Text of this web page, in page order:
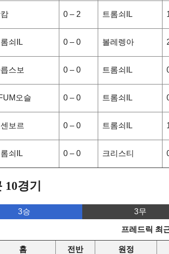
0 – 2 트롬쇠IL
롬쇠IL 0 – 0 볼레렝아
스보 0 – 0 트롬쇠IL
오슬 0 – 0 트롬쇠IL
보르 0 – 0 트롬쇠IL
롬쇠IL 0 – 0 크리스티
경기
3승 3무
프레드릭 최
홈 전반 원정